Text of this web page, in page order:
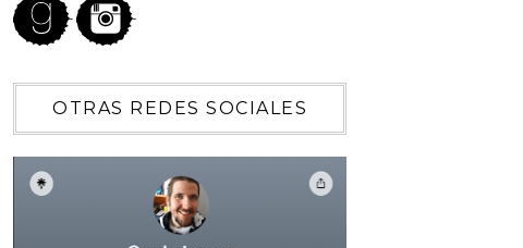
OTRAS REDES SOCIALES